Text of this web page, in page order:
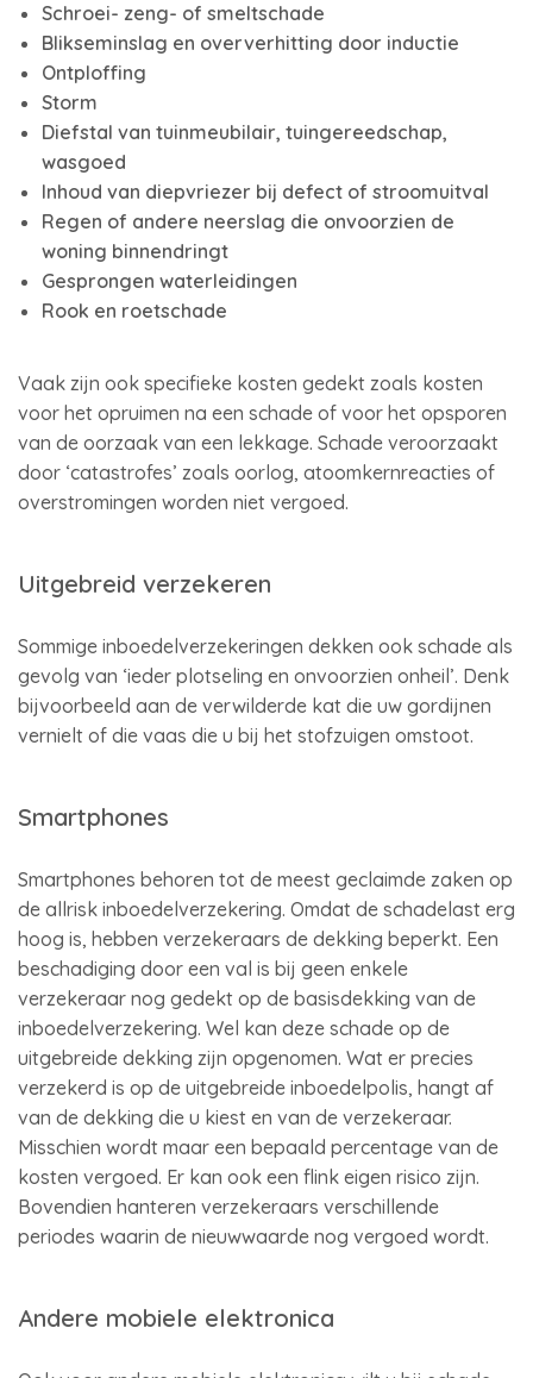
Schroei- zeng- of smeltschade
Blikseminslag en oververhitting door inductie
Ontploffing
Storm
Diefstal van tuinmeubilair, tuingereedschap,
wasgoed
Inhoud van diepvriezer bij defect of stroomuitval
Regen of andere neerslag die onvoorzien de
woning binnendringt
Gesprongen waterleidingen
Rook en roetschade
Vaak zijn ook specifieke kosten gedekt zoals kosten
voor het opruimen na een schade of voor het opsporen
van de oorzaak van een lekkage. Schade veroorzaakt
door ‘catastrofes’ zoals oorlog, atoomkernreacties of
overstromingen worden niet vergoed.
Uitgebreid verzekeren
Sommige inboedelverzekeringen dekken ook schade als
gevolg van ‘ieder plotseling en onvoorzien onheil’. Denk
bijvoorbeeld aan de verwilderde kat die uw gordijnen
vernielt of die vaas die u bij het stofzuigen omstoot.
Smartphones
Smartphones behoren tot de meest geclaimde zaken op
de allrisk inboedelverzekering. Omdat de schadelast erg
hoog is, hebben verzekeraars de dekking beperkt. Een
beschadiging door een val is bij geen enkele
verzekeraar nog gedekt op de basisdekking van de
inboedelverzekering. Wel kan deze schade op de
uitgebreide dekking zijn opgenomen. Wat er precies
verzekerd is op de uitgebreide inboedelpolis, hangt af
van de dekking die u kiest en van de verzekeraar.
Misschien wordt maar een bepaald percentage van de
kosten vergoed. Er kan ook een flink eigen risico zijn.
Bovendien hanteren verzekeraars verschillende
periodes waarin de nieuwwaarde nog vergoed wordt.
Andere mobiele elektronica